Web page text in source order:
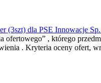
(3szt) dla PSE Innowacje
, którego
. Kryteria oceny ofert,